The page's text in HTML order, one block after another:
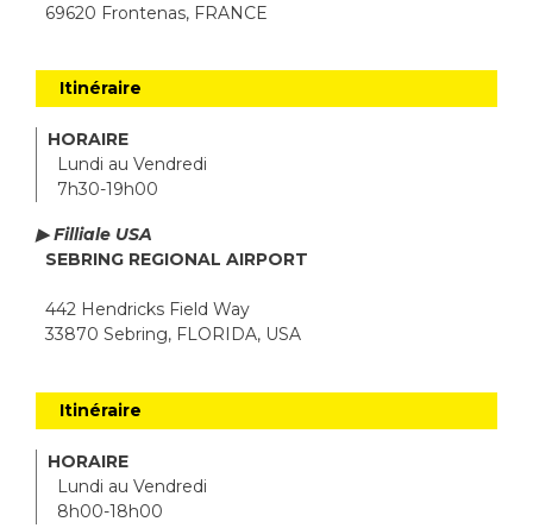
69620 Frontenas, FRANCE
Itinéraire
HORAIRE
Lundi au Vendredi
7h30-19h00
▶ Filliale USA
SEBRING REGIONAL AIRPORT
442 Hendricks Field Way
33870 Sebring, FLORIDA, USA
Itinéraire
HORAIRE
Lundi au Vendredi
8h00-18h00